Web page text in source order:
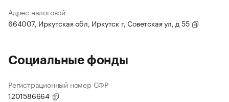
Адрес налоговой
664007, Иркутская обл, Иркутск г, Советская ул, д 55
Социальные фонды
Регистрационный номер СФР
1201586664